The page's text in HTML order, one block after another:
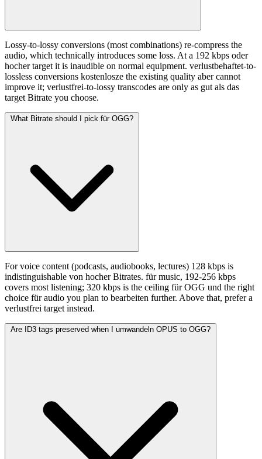
Lossy-to-lossy conversions (most combinations) re-compress the
audio, which technically introduces some loss. At a 192 kbps oder
hocher target it is inaudible on normal equipment. verlustbehaftet-to-
lossless conversions kostenlosze the existing quality aber cannot
improve it; verlustfrei-to-lossy transcodes are only as gut als das
target Bitrate you choose.
What Bitrate should I pick für OGG?
For voice content (podcasts, audiobooks, lectures) 128 kbps is
indistinguishable von hocher Bitrates. für music, 192-256 kbps
covers most listening; 320 kbps is the ceiling für OGG und the right
choice für audio you plan to bearbeiten further. Above that, prefer a
verlustfrei target instead.
Are ID3 tags preserved when I umwandeln OPUS to OGG?